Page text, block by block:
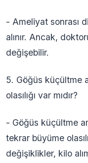
- Ameliyat sonrası
alınır. Ancak,
değişebilir.
5. Göğüs küçültme
olasılığı var mıdır?
- Göğüs küçültme
tekrar büyüme
değişiklikler, kilo